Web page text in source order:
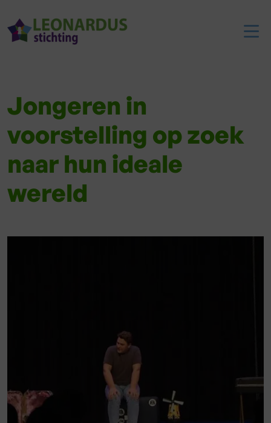
Jongeren in
voorstelling op zoek
naar hun ideale
wereld